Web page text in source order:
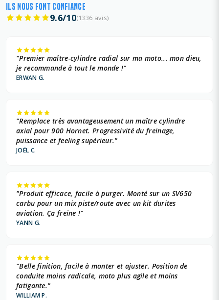
ILS NOUS FONT CONFIANCE
9.6/10(1336 avis)
"Premier maître-cylindre radial sur ma moto... mon dieu,
je recommande à tout le monde !"
ERWAN G.
"Remplace très avantageusement un maître cylindre
axial pour 900 Hornet. Progressivité du freinage,
puissance et feeling supérieur."
JOËL C.
"Produit efficace, facile à purger. Monté sur un SV650
carbu pour un mix piste/route avec un kit durites
aviation. Ça freine !"
YANN G.
"Belle finition, facile à monter et ajuster. Position de
conduite moins radicale, moto plus agile et moins
fatigante."
WILLIAM P.